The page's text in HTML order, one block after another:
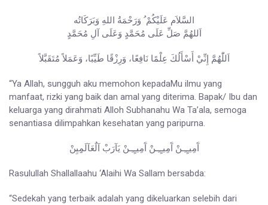
السَّلاَم عَلَيْكُمْ ُ وَرَحْمَةُ اللهِ وَبَرَكَاتُه
اَللهُمَّ صَلِّ عَلَى مُحَمَّدٍ وَعَلَى آلِ مُحَمَّدٍ
اَللّٰهُمَّ إِنِّيْ أَسْأَلُكَ عِلْمًا نَافِعًا، وَرِزْقًا طَيِّبًا، وَعَمَلاً مُتَقَبَّلاً
“Ya Allah, sungguh aku memohon kepadaMu ilmu yang
manfaat, rizki yang baik dan amal yang diterima. Bapak/ Ibu dan
keluarga yang dirahmati Alloh Subhanahu Wa Ta’ala, semoga
senantiasa dilimpahkan kesehatan yang paripurna.
آَمِيـٍـِـنْ آَمِيـٍـِـنْ آَمِيـٍـِـنْ يَآرَبْ آلٌعَآلَمِِيِنْ
Rasulullah Shallallaahu ‘Alaihi Wa Sallam bersabda:
“Sedekah yang terbaik adalah yang dikeluarkan selebih dari